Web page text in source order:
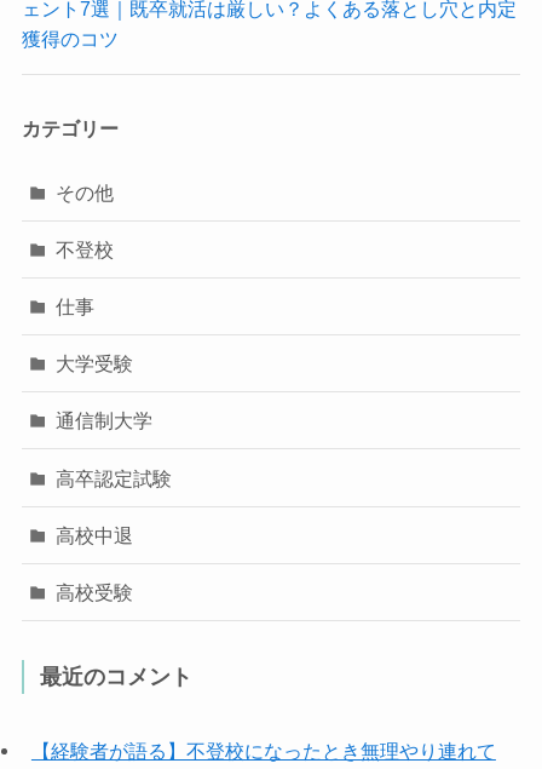
ェント7選｜既卒就活は厳しい？よくある落とし穴と内定
獲得のコツ
カテゴリー
その他
不登校
仕事
大学受験
通信制大学
高卒認定試験
高校中退
高校受験
最近のコメント
【経験者が語る】不登校になったとき無理やり連れて